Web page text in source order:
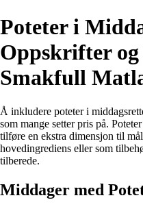
Poteter i
Oppskrifter
Smakfull
Å inkludere poteter i
som mange setter pris på.
tilføre en ekstra dimensjon til
hovedingrediens eller som
tilberede.
Middager med